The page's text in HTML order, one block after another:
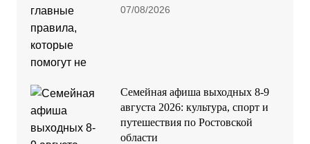
07/08/2026
Семейная афиша выходных 8-9
августа 2026: культура, спорт и
путешествия по Ростовской
области